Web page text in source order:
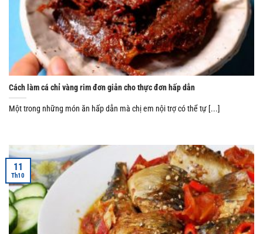
Cách làm cá chỉ vàng rim đơn giản cho thực đơn hấp dẫn
Một trong những món ăn hấp dẫn mà chị em nội trợ có thể tự [...]
11
Th10